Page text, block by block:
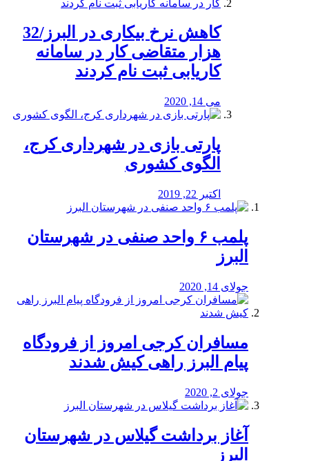
کاهش نرخ بیکاری در البرز/32
هزار متقاضی کار در سامانه
کاریابی ثبت نام کردند
می 14, 2020
پارتی بازی در شهرداری کرج،
الگوی کشوری
اکتبر 22, 2019
پلمب ۶ واحد صنفی در شهرستان
البرز
جولای 14, 2020
مسافران کرجی امروز از فرودگاه
پیام البرز راهی کیش شدند
جولای 2, 2020
آغاز برداشت گیلاس در شهرستان
البرز